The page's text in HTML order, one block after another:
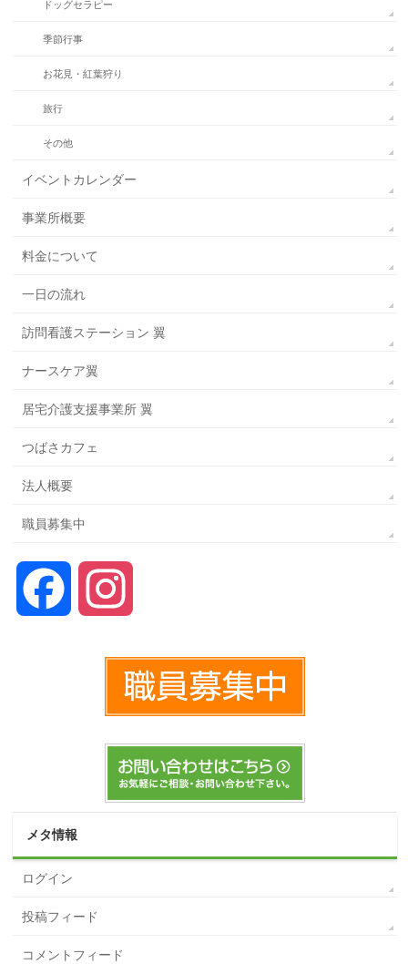
ドッグセラピー
季節行事
お花見・紅葉狩り
旅行
その他
イベントカレンダー
事業所概要
料金について
一日の流れ
訪問看護ステーション 翼
ナースケア翼
居宅介護支援事業所 翼
つばさカフェ
法人概要
職員募集中
Facebook
メタ情報
ログイン
投稿フィード
コメントフィード